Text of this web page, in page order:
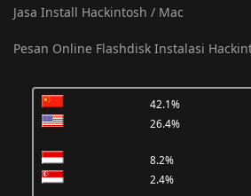
Jasa Install Hackintosh / Mac
Pesan Online Flashdisk Instalasi
42.1%
26.4%
8.2%
2.4%